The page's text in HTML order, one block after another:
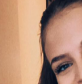
Tanz- und
Fußballverein "
Ensemble: Showtanz